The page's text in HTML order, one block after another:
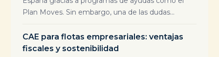
Plan Moves. Sin embargo, una de las dudas...
CAE para flotas empresariales: ventajas
fiscales y sostenibilidad